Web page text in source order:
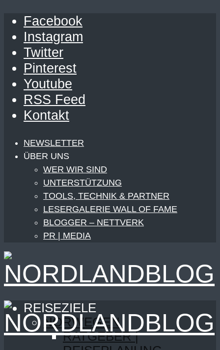
Facebook
Instagram
Twitter
Pinterest
Youtube
RSS Feed
Kontakt
NEWSLETTER
ÜBER UNS
WER WIR SIND
UNTERSTÜTZUNG
TOOLS, TECHNIK & PARTNER
LESERGALERIE WALL OF FAME
BLOGGER – NETTVERK
PR | MEDIA
REISEZIELE
NORWEGEN
RATGEBER |